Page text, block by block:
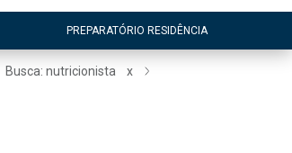
PREPARATÓRIO RESIDÊNCIA
Busca: nutricionista
x